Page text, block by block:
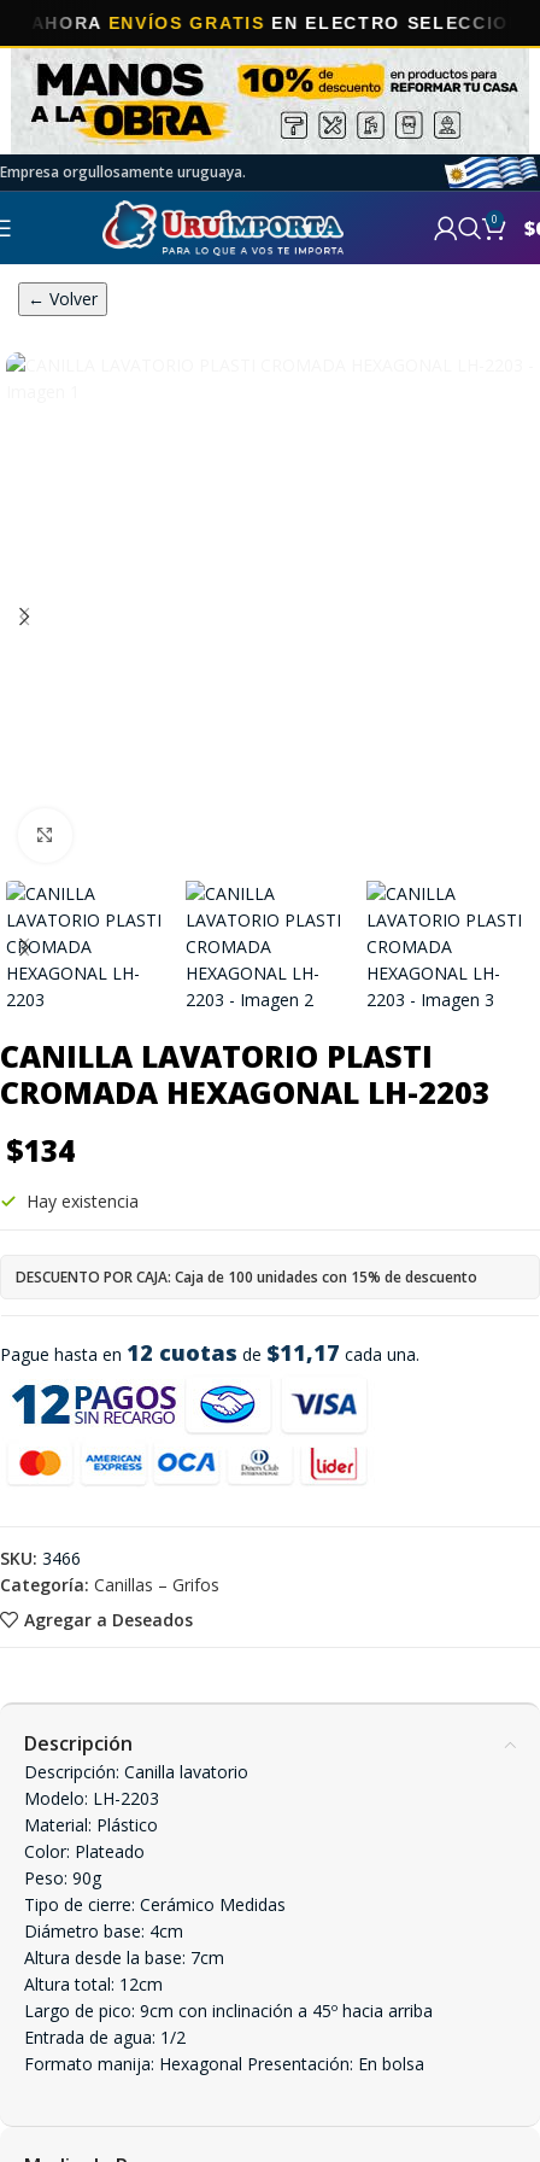
ENVÍOS GRATISEN ELECTRO SELECCIONADOS!
Empresa orgullosamente uruguaya.
0 $
← Volver
CANILLA LAVATORIO PLASTI
CROMADA HEXAGONAL LH-2203
$134
Pague hasta en 12 cuotas de $11,17 cada una.
Hay existencia
DESCUENTO POR CAJA: Caja de 100 unidades con 15% de descuento
Agregar a Deseados
SKU: 3466
Categoría: Canillas – Grifos
Descripción
Descripción: Canilla lavatorio
Modelo: LH-2203
Material: Plástico
Color: Plateado
Peso: 90g
Tipo de cierre: Cerámico Medidas
Diámetro base: 4cm
Altura desde la base: 7cm
Altura total: 12cm
Largo de pico: 9cm con inclinación a 45º hacia arriba
Entrada de agua: 1/2 
Formato manija: Hexagonal Presentación: En bolsa